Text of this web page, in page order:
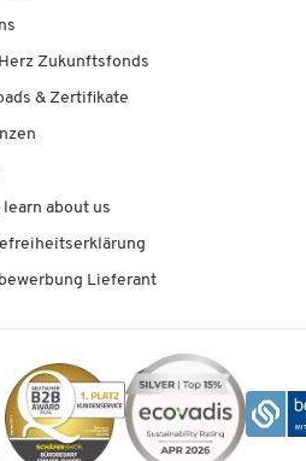
Zukunftsfonds
& Zertifikate
learn about us
Lieferant